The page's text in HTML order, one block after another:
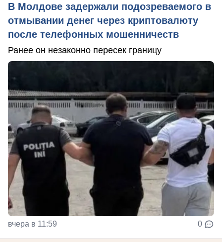
В Молдове задержали подозреваемого в
отмывании денег через криптовалюту
после телефонных мошенничеств
Ранее он незаконно пересек границу
вчера в 11:59 0